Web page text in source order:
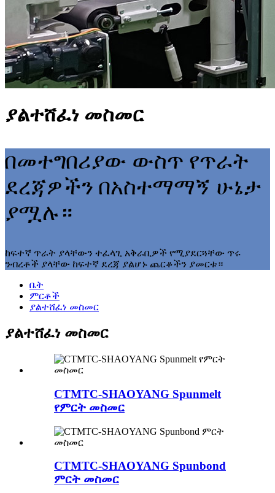
ያልተሸፈነ መስመር
በመተግበሪያው ውስጥ የጥራት
ደረጃዎችን በአስተማማኝ ሁኔታ
ያሟሉ።
ከፍተኛ ጥራት ያላቸውን ተፈላጊ አቅራቢዎች የሚያደርጓቸው ጥሩ
ንብረቶች ያላቸው ከፍተኛ ደረጃ ያልሆኑ ጨርቆችን ያመርቱ።
ቤት
ምርቶች
ያልተሸፈነ መስመር
ያልተሸፈነ መስመር
CTMTC-SHAOYANG Spunmelt
የምርት መስመር
CTMTC-SHAOYANG Spunbond
ምርት መስመር